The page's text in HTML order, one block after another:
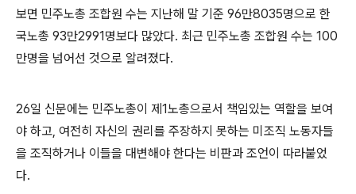
보면 민주노총 조합원 수는 지난해 말 기준 96만8035명으로 한
국노총 93만2991명보다 많았다. 최근 민주노총 조합원 수는 100
만명을 넘어선 것으로 알려졌다.
26일 신문에는 민주노총이 제1노총으로서 책임있는 역할을 보여
야 하고, 여전히 자신의 권리를 주장하지 못하는 미조직 노동자들
을 조직하거나 이들을 대변해야 한다는 비판과 조언이 따라붙었
다.